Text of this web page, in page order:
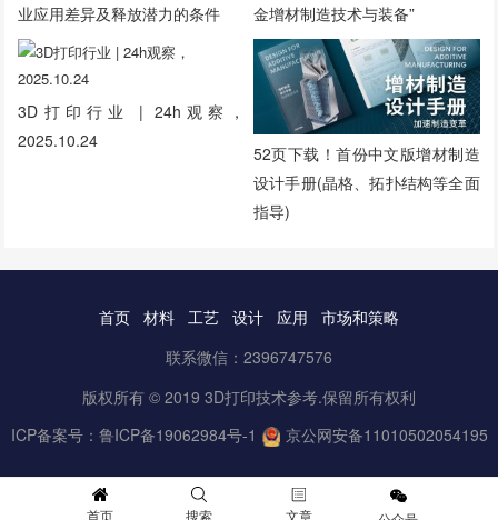
业应用差异及释放潜力的条件
金增材制造技术与装备”
3D打印行业 | 24h观察，
2025.10.24
52页下载！首份中文版增材制造
设计手册(晶格、拓扑结构等全面
指导)
首页 材料 工艺 设计 应用
市场和策略
联系微信：2396747576
版权所有 © 2019 3D打印技术参考.保留所有权利
ICP备案号： 鲁ICP备19062984号-1 京公网安备11010502054195
首页 搜索 文章